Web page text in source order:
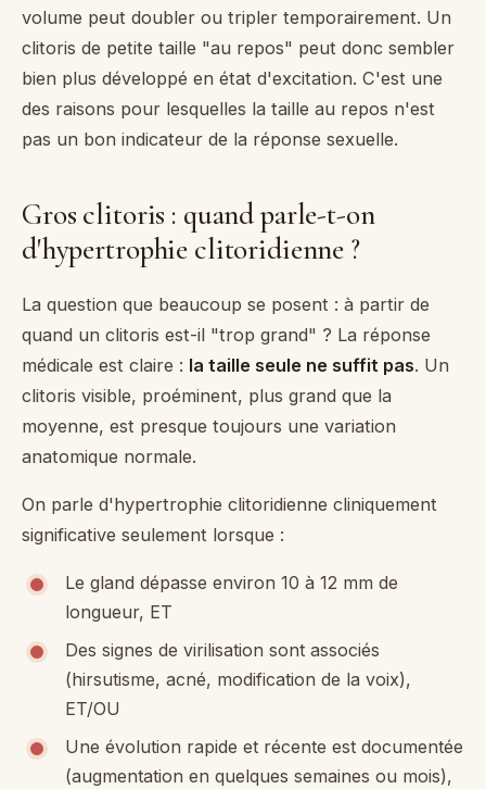
volume peut doubler ou tripler temporairement. Un
clitoris de petite taille "au repos" peut donc sembler
bien plus développé en état d'excitation. C'est une
des raisons pour lesquelles la taille au repos n'est
pas un bon indicateur de la réponse sexuelle.
Gros clitoris : quand parle-t-on
d'hypertrophie clitoridienne ?
La question que beaucoup se posent : à partir de
quand un clitoris est-il "trop grand" ? La réponse
médicale est claire : la taille seule ne suffit pas. Un
clitoris visible, proéminent, plus grand que la
moyenne, est presque toujours une variation
anatomique normale.
On parle d'hypertrophie clitoridienne cliniquement
significative seulement lorsque :
Le gland dépasse environ 10 à 12 mm de
longueur, ET
Des signes de virilisation sont associés
(hirsutisme, acné, modification de la voix),
ET/OU
Une évolution rapide et récente est documentée
(augmentation en quelques semaines ou mois),